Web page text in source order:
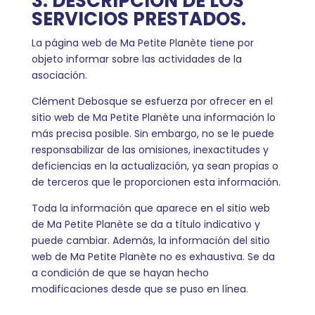
SERVICIOS PRESTADOS.
La página web de Ma Petite Planète tiene por
objeto informar sobre las actividades de la
asociación.
Clément Debosque se esfuerza por ofrecer en el
sitio web de Ma Petite Planète una información lo
más precisa posible. Sin embargo, no se le puede
responsabilizar de las omisiones, inexactitudes y
deficiencias en la actualización, ya sean propias o
de terceros que le proporcionen esta información.
Toda la información que aparece en el sitio web
de Ma Petite Planète se da a título indicativo y
puede cambiar. Además, la información del sitio
web de Ma Petite Planète no es exhaustiva. Se da
a condición de que se hayan hecho
modificaciones desde que se puso en línea.